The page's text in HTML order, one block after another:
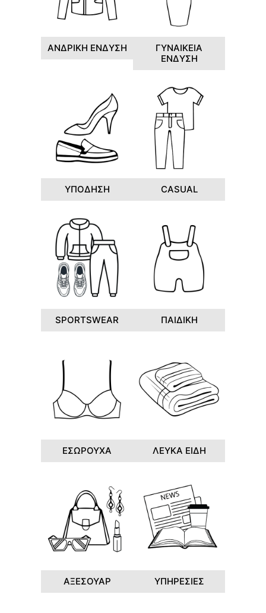
ΑΝΔΡΙΚΗ ΕΝΔΥΣΗ
ΓΥΝΑΙΚΕΙΑ
ΕΝΔΥΣΗ
ΥΠΟΔΗΣΗ CASUAL
SPORTSWEAR ΠΑΙΔΙΚΗ
ΕΣΩΡΟΥΧΑ ΛΕΥΚΑ ΕΙΔΗ
ΑΞΕΣΟΥΑΡ ΥΠΗΡΕΣΙΕΣ